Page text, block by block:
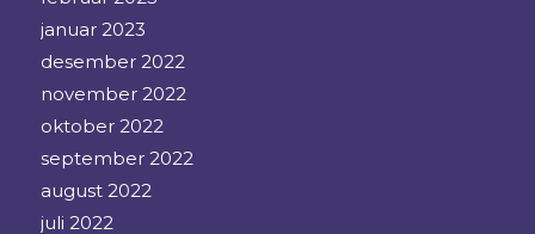
januar 2023
desember 2022
november 2022
oktober 2022
september 2022
august 2022
juli 2022